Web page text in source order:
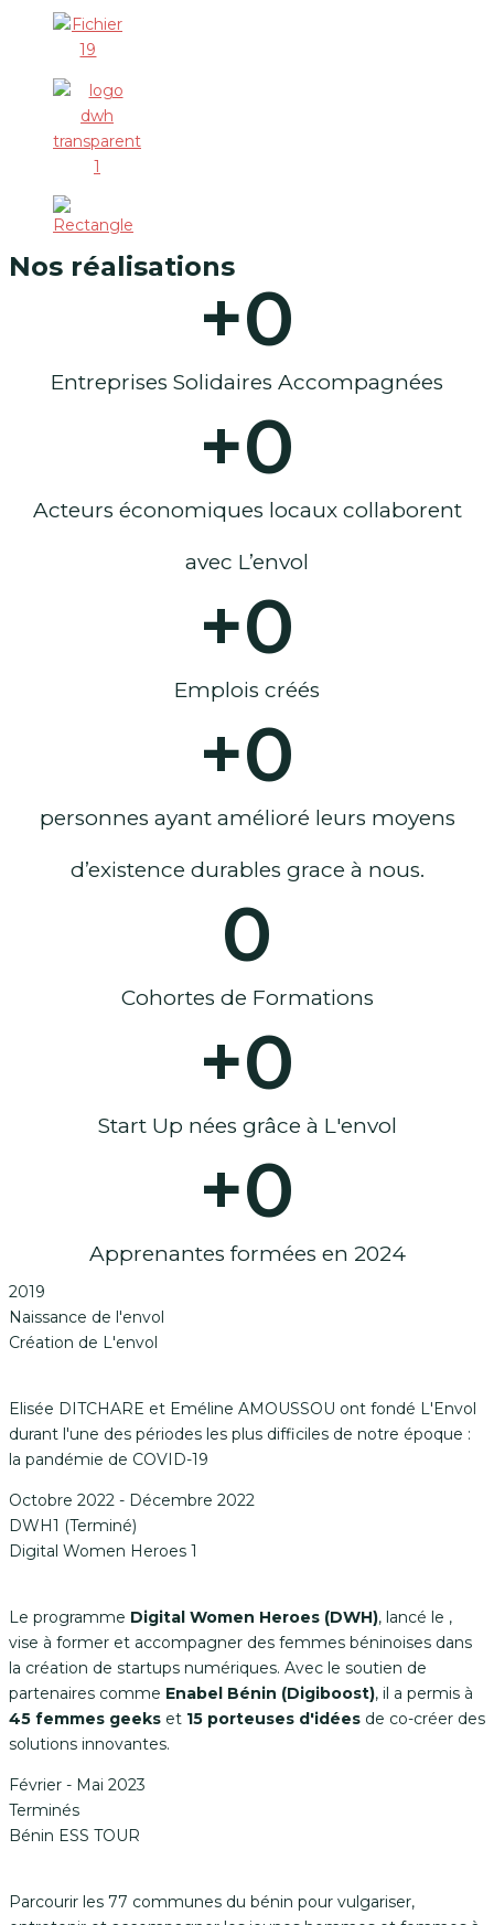
Nos réalisations
+0
Entreprises Solidaires Accompagnées
+0
Acteurs économiques locaux collaborent
avec L’envol
+0
Emplois créés
+0
personnes ayant amélioré leurs moyens
d’existence durables grace à nous.
0
Cohortes de Formations
+0
Start Up nées grâce à L'envol​
+0
Apprenantes formées en 2024
2019
Naissance de l'envol
Création de L'envol
Elisée DITCHARE et Eméline AMOUSSOU ont fondé L'Envol
durant l'une des périodes les plus difficiles de notre époque :
la pandémie de COVID-19
Octobre 2022 - Décembre 2022
DWH1 (Terminé)
Digital Women Heroes 1
Le programme Digital Women Heroes (DWH), lancé le ,
vise à former et accompagner des femmes béninoises dans
la création de startups numériques. Avec le soutien de
partenaires comme Enabel Bénin (Digiboost), il a permis à
45 femmes geeks et 15 porteuses d'idées de co-créer des
solutions innovantes.
Février - Mai 2023
Terminés
Bénin ESS TOUR
Parcourir les 77 communes du bénin pour vulgariser,